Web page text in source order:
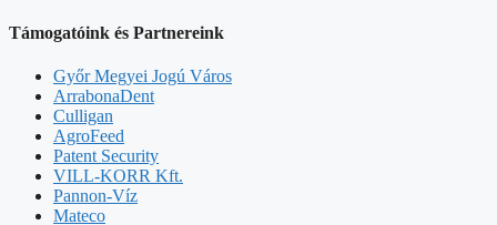
Támogatóink és Partnereink
Győr Megyei Jogú Város
ArrabonaDent
Culligan
AgroFeed
Patent Security
VILL-KORR Kft.
Pannon-Víz
Mateco